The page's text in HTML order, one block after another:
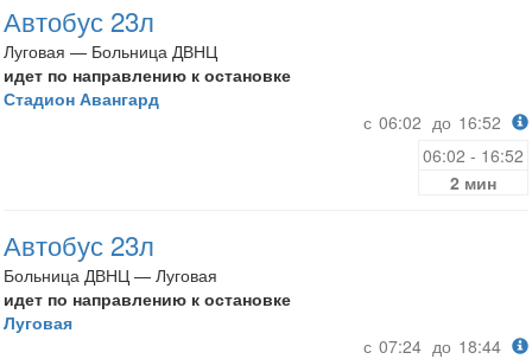
Автобус 23л
Луговая — Больница ДВНЦ
идет по направлению к остановке
Стадион Авангард
с 06:02 до 16:52
06:02 - 16:52
2 мин
Автобус 23л
Больница ДВНЦ — Луговая
идет по направлению к остановке
Луговая
с 07:24 до 18:44